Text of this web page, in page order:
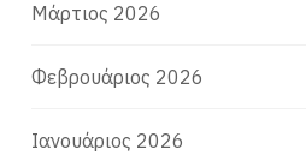
Μάρτιος 2026
Φεβρουάριος 2026
Ιανουάριος 2026